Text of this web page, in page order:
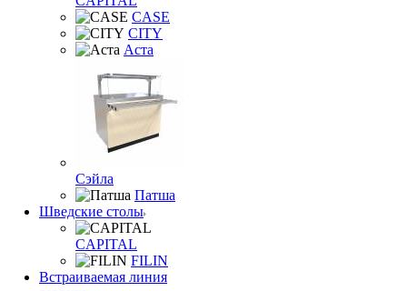
CASE
CITY
Аста
Сэйла
Патша
Шведские столы
CAPITAL
FILIN
Встраиваемая линия